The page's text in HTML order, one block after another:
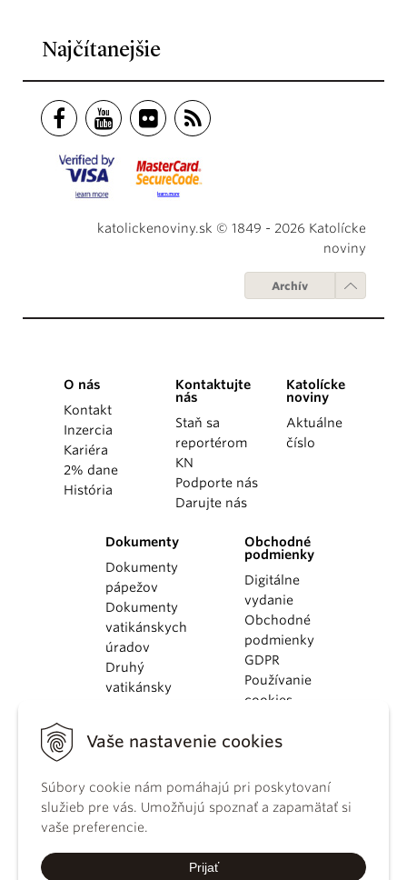
Vaše nastavenie cookies
Súbory cookie nám pomáhajú pri poskytovaní
služieb pre vás. Umožňujú spoznať a zapamätať si
vaše preferencie.
Prijať
Najčítanejšie
katolickenoviny.sk © 1849 - 2026 Katolícke
noviny
Archív
O nás
Kontakt
Inzercia
Kariéra
2% dane
História
Kontaktujte
nás
Staň sa
reportérom
KN
Podporte nás
Darujte nás
Katolícke
noviny
Aktuálne
číslo
Dokumenty
Dokumenty
pápežov
Dokumenty
vatikánskych
úradov
Druhý
vatikánsky
KBS
kánonického
práva
Katechizmus
Obchodné
podmienky
Digitálne
vydanie
Obchodné
podmienky
GDPR
Používanie
cookies